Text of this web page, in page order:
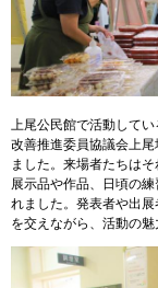
上尾公民館で活動して
改善推進委員協議会上
ました。来場者たちは
展示品や作品、日頃の
れました。発表者や出
を交えながら、活動の魅